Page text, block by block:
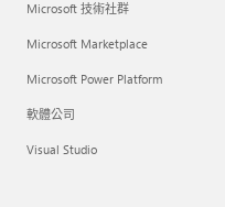
Microsoft 技術社群
Microsoft Marketplace
Microsoft Power Platform
軟體公司
Visual Studio